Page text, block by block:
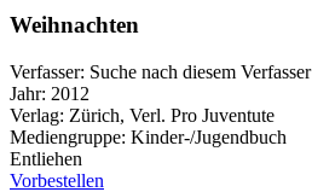
Weihnachten
Verfasser: Suche nach diesem Verfasser
Jahr: 2012
Verlag: Zürich, Verl. Pro Juventute
Mediengruppe: Kinder-/Jugendbuch
Entliehen
Vorbestellen